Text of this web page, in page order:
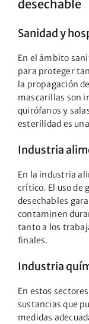
desechable
Sanidad y
En el ámbito
para proteger
la propagación
mascarillas son
quirófanos y
esterilidad es
Industria
En la industria
crítico. El uso de
desechables
contaminen
tanto a los
finales.
Industria
En estos
sustancias que
medidas